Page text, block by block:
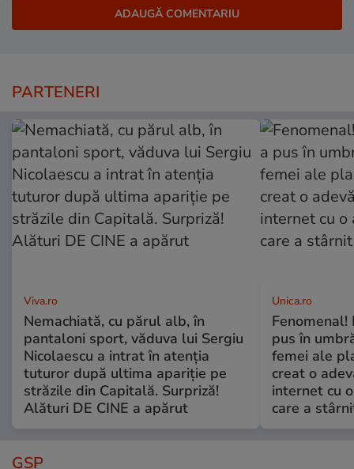
PARTENERI
Viva.ro
Nemachiată, cu părul alb, în
pantaloni sport, văduva lui Sergiu
Nicolaescu a intrat în atenția
tuturor după ultima apariție pe
străzile din Capitală. Surpriză!
Alături DE CINE a apărut
Unica.ro
pus în
femei ale
creat o
internet cu
care a
GSP